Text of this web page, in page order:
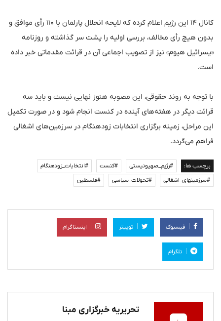
کانال ۱۴ این رژیم اعلام کرده که لایحه انحلال پارلمان با ۱۱۰ رأی موافق و
بدون هیچ رأی مخالف، بررسی اولیه را پشت سر گذاشته و روزنامه
«یسرائیل هیوم» نیز از تصویب اجماعی آن در قرائت مقدماتی خبر داده
است.
با توجه به روند حقوقی، این مصوبه هنوز نهایی نیست و باید سه
قرائت دیگر در هفته‌های آینده در کنست انجام شود و در صورت تکمیل
این مراحل، زمینه برگزاری انتخابات زودهنگام در سرزمین‌های اشغالی
فراهم می‌گردد.
برچسب ها: #رژیم_صهیونیستی #کنست
#انتخابات_زودهنگام
#سرزمینهای_اشغالی
#تحولات_سیاسی #فلسطین
فیسبوک توییتر اینستاگرام
تلگرام
تحریریه خبرگزاری مبنا